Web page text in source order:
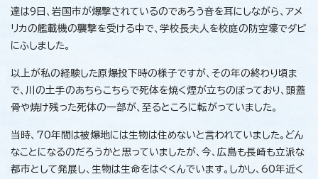
達は9日、岩国市が爆撃されているのであろう音を耳にしながら、アメ
リカの艦載機の襲撃を受ける中で、学校長夫人を校庭の防空壕でダビ
にふしました。
以上が私の経験した原爆投下時の様子ですが、その年の終わり頃ま
で、川の土手のあちらこちらで死体を焼く煙が立ちのぼっており、頭蓋
骨や焼け残った死体の一部が、至るところに転がっていました。
当時、70年間は被爆地には生物は住めないと言われていました。どん
なことになるのだろうかと思っていましたが、今、広島も長崎も立派な
都市として発展し、生物は生命をはぐくんでいます。しかし、60年近く